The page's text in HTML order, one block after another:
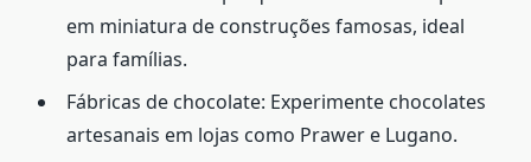
em miniatura de construções famosas, ideal
para famílias.
Fábricas de chocolate: Experimente chocolates
artesanais em lojas como Prawer e Lugano.